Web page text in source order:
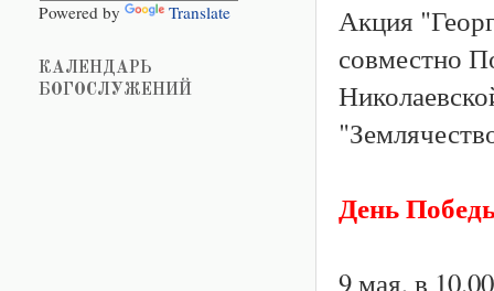
Акция
совместно
День
9 мая, в
Powered by Translate
КАЛЕНДАРЬ
БОГОСЛУЖЕНИЙ